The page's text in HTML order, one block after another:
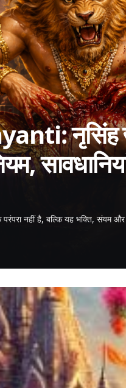
नृसिंह
नहीं है, बल्कि यह भक्ति, संयम और